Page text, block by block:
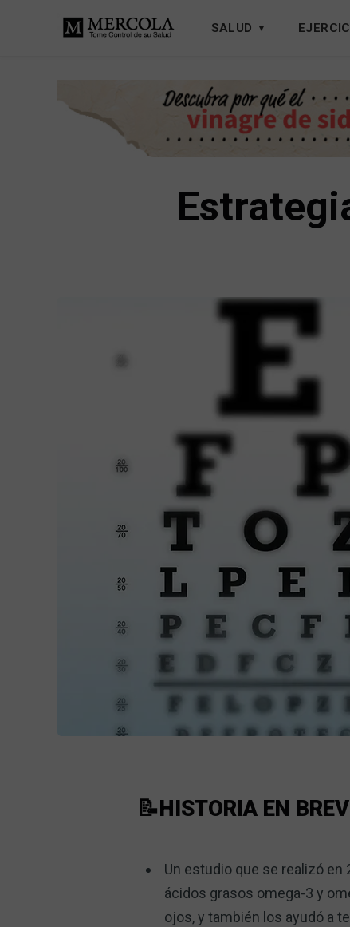
SALUD
📝HISTORIA EN
Un estudio que se realizó
ácidos grasos omega-3 y
ojos, y también los ayudó a